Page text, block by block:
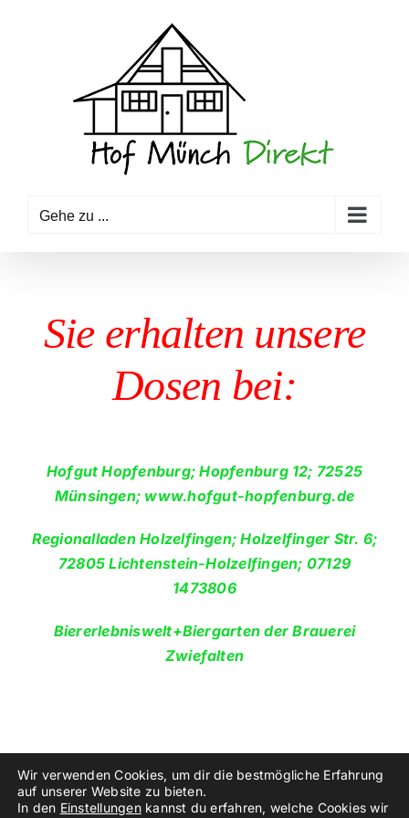
Gehe zu ...
Sie erhalten unsere
Dosen bei:
Hofgut Hopfenburg; Hopfenburg 12; 72525
Münsingen; www.hofgut-hopfenburg.de
Regionalladen Holzelfingen; Holzelfinger Str. 6;
72805 Lichtenstein-Holzelfingen; 07129
1473806
Biererlebniswelt+Biergarten der Brauerei
Zwiefalten
Wir verwenden Cookies, um dir die bestmögliche Erfahrung
auf unserer Website zu bieten.
In den Einstellungenkannst du erfahren, welche Cookies wir